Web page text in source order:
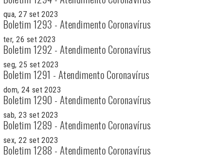
qua, 27 set 2023
Boletim 1293 - Atendimento Coronavírus
ter, 26 set 2023
Boletim 1292 - Atendimento Coronavírus
seg, 25 set 2023
Boletim 1291 - Atendimento Coronavírus
dom, 24 set 2023
Boletim 1290 - Atendimento Coronavírus
sab, 23 set 2023
Boletim 1289 - Atendimento Coronavírus
sex, 22 set 2023
Boletim 1288 - Atendimento Coronavírus